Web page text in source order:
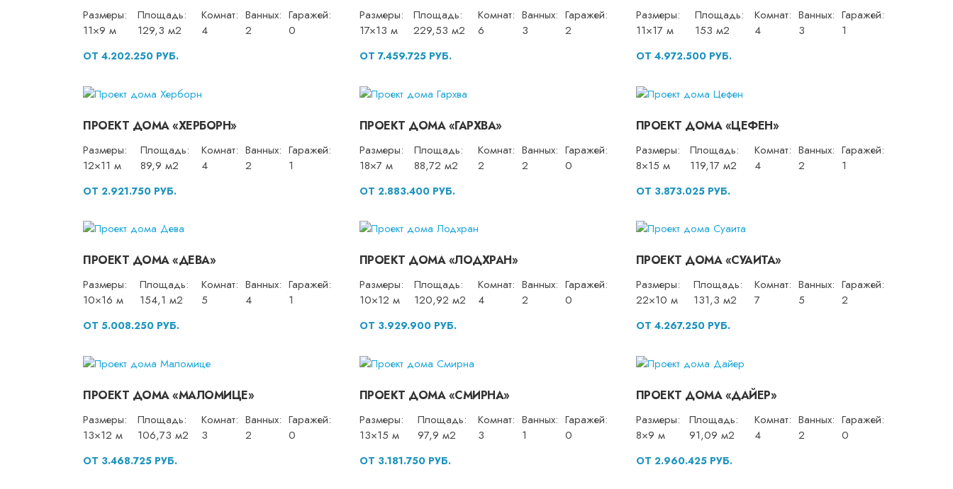
Размеры:
11×9 м
Площадь:
129,3 м2
Комнат:
4
Ванных:
2
Гаражей:
0
ОТ 4.202.250 РУБ.
Размеры:
17×13 м
Площадь:
229,53 м2
Комнат:
6
Ванных:
3
Гаражей:
2
ОТ 7.459.725 РУБ.
Размеры:
11×17 м
Площадь:
153 м2
Комнат:
4
Ванных:
3
Гаражей:
1
ОТ 4.972.500 РУБ.
ПРОЕКТ ДОМА «ХЕРБОРН»
Размеры:
12×11 м
Площадь:
89,9 м2
Комнат:
4
Ванных:
2
Гаражей:
1
ОТ 2.921.750 РУБ.
ПРОЕКТ ДОМА «ГАРХВА»
Размеры:
18×7 м
Площадь:
88,72 м2
Комнат:
2
Ванных:
2
Гаражей:
0
ОТ 2.883.400 РУБ.
ПРОЕКТ ДОМА «ЦЕФЕН»
Размеры:
8×15 м
Площадь:
119,17 м2
Комнат:
4
Ванных:
2
Гаражей:
1
ОТ 3.873.025 РУБ.
ПРОЕКТ ДОМА «ДЕВА»
Размеры:
10×16 м
Площадь:
154,1 м2
Комнат:
5
Ванных:
4
Гаражей:
1
ОТ 5.008.250 РУБ.
ПРОЕКТ ДОМА «ЛОДХРАН»
Размеры:
10×12 м
Площадь:
120,92 м2
Комнат:
4
Ванных:
2
Гаражей:
0
ОТ 3.929.900 РУБ.
ПРОЕКТ ДОМА «СУАИТА»
Размеры:
22×10 м
Площадь:
131,3 м2
Комнат:
7
Ванных:
5
Гаражей:
2
ОТ 4.267.250 РУБ.
ПРОЕКТ ДОМА «МАЛОМИЦЕ»
Размеры:
13×12 м
Площадь:
106,73 м2
Комнат:
3
Ванных:
2
Гаражей:
0
ОТ 3.468.725 РУБ.
ПРОЕКТ ДОМА «СМИРНА»
Размеры:
13×15 м
Площадь:
97,9 м2
Комнат:
3
Ванных:
1
Гаражей:
0
ОТ 3.181.750 РУБ.
ПРОЕКТ ДОМА «ДАЙЕР»
Размеры:
8×9 м
Площадь:
91,09 м2
Комнат:
4
Ванных:
2
Гаражей:
0
ОТ 2.960.425 РУБ.